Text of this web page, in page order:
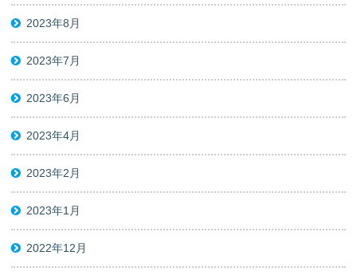
2023年8月
2023年7月
2023年6月
2023年4月
2023年2月
2023年1月
2022年12月